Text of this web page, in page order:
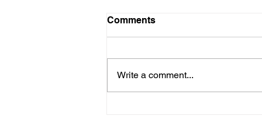
Comments
Write a comment...